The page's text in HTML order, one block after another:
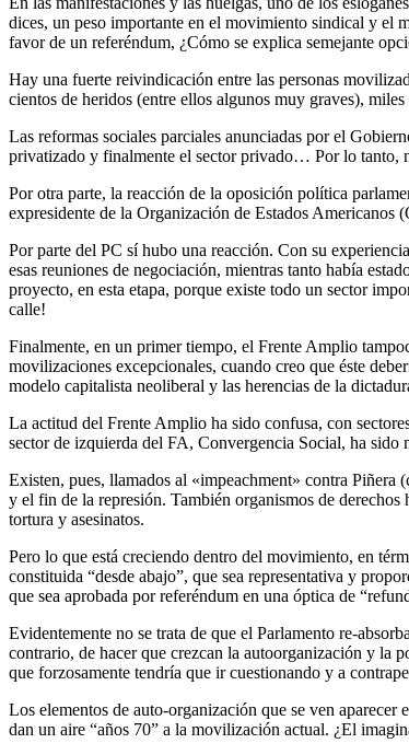
dices, un peso importante en el movimiento sindical y el
favor de un referéndum, ¿Cómo se explica semejante
Hay una fuerte reivindicación entre las personas
cientos de heridos (entre ellos algunos muy graves),
Las reformas sociales parciales anunciadas por el
privatizado y finalmente el sector privado… Por lo tanto,
Por otra parte, la reacción de la oposición política
expresidente de la Organización de Estados Americanos
Por parte del PC sí hubo una reacción. Con su
esas reuniones de negociación, mientras tanto había
proyecto, en esta etapa, porque existe todo un sector
calle!
Finalmente, en un primer tiempo, el Frente Amplio
movilizaciones excepcionales, cuando creo que éste
modelo capitalista neoliberal y las herencias de la
La actitud del Frente Amplio ha sido confusa, con
sector de izquierda del FA, Convergencia Social, ha
Existen, pues, llamados al «impeachment» contra
y el fin de la represión. También organismos de
tortura y asesinatos.
Pero lo que está creciendo dentro del movimiento, en
constituida “desde abajo”, que sea representativa y
que sea aprobada por referéndum en una óptica de
Evidentemente no se trata de que el Parlamento re-
contrario, de hacer que crezcan la autoorganización y la
que forzosamente tendría que ir cuestionando y a
Los elementos de auto-organización que se ven
dan un aire “años 70” a la movilización actual. ¿El